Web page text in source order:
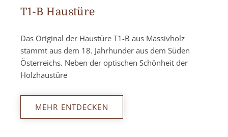
T1-B Haustüre
Das Original der Haustüre T1-B aus Massivholz
stammt aus dem 18. Jahrhunder aus dem Süden
Österreichs. Neben der optischen Schönheit der
Holzhaustüre
MEHR ENTDECKEN